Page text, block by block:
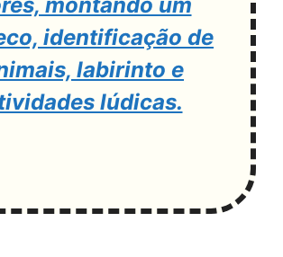
identificação de
labirinto e
lúdicas.